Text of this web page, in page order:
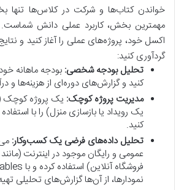
خواندن کتاب‌ها و شرکت در کلاس‌ها تنها
مهمترین بخش، کاربرد عملی دانش
اکسل خود، پروژه‌های عملی را آغاز کنید و
گردآوری کنید:
تحلیل بودجه شخصی: بودجه ماهانه
کنید و گزارش‌های دوره‌ای از هزینه‌ها و
مدیریت پروژه کوچک: یک پروژه کوچک
یک رویداد یا بازسازی منزل) را با
کنید.
تحلیل داده‌های فرضی یک کسب‌وکار:
عمومی و رایگان موجود در اینترنت
نمودارها، از آن‌ها گزارش‌های تحلیلی